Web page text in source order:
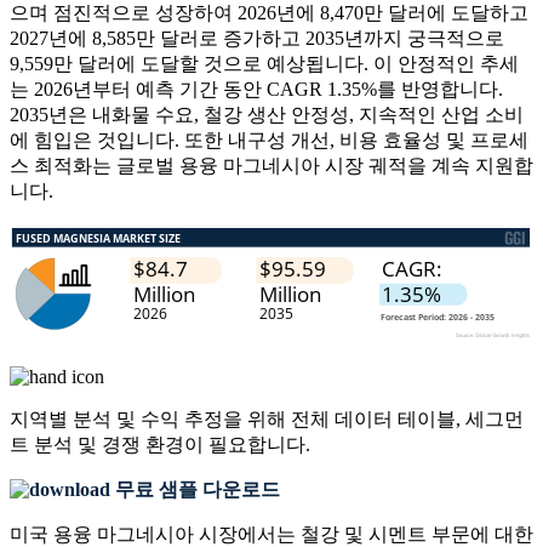
으며 점진적으로 성장하여 2026년에 8,470만 달러에 도달하고
2027년에 8,585만 달러로 증가하고 2035년까지 궁극적으로
9,559만 달러에 도달할 것으로 예상됩니다. 이 안정적인 추세
는 2026년부터 예측 기간 동안 CAGR 1.35%를 반영합니다.
2035년은 내화물 수요, 철강 생산 안정성, 지속적인 산업 소비
에 힘입은 것입니다. 또한 내구성 개선, 비용 효율성 및 프로세
스 최적화는 글로벌 용융 마그네시아 시장 궤적을 계속 지원합
니다.
지역별 분석 및 수익 추정을 위해 전체 데이터 테이블, 세그먼
트 분석 및 경쟁 환경이 필요합니다.
무료 샘플 다운로드
미국 용융 마그네시아 시장에서는 철강 및 시멘트 부문에 대한